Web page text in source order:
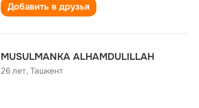
Добавить в друзья
MUSULMANKA ALHAMDULILLAH
26 лет,Ташкент